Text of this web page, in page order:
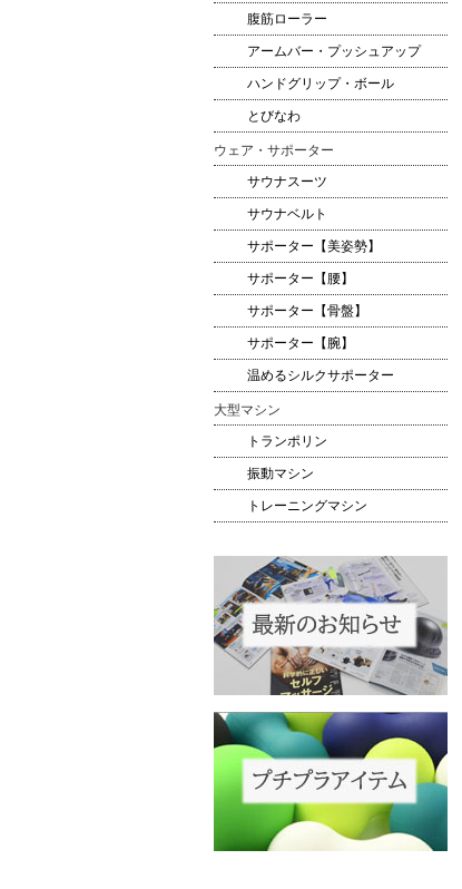
腹筋ローラー
アームバー・プッシュアップ
ハンドグリップ・ボール
とびなわ
ウェア・サポーター
サウナスーツ
サウナベルト
サポーター【美姿勢】
サポーター【腰】
サポーター【骨盤】
サポーター【腕】
温めるシルクサポーター
大型マシン
トランポリン
振動マシン
トレーニングマシン